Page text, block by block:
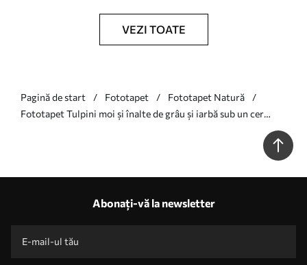
VEZI TOATE
Pagină de start Fototapet
Fototapet Natură
Fototapet Tulpini moi și înalte de grâu și iarbă sub un cer
Abonați-vă la newsletter